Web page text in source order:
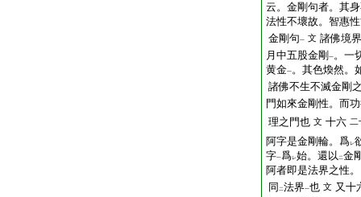
云。金剛句者。其
法性不壞故。智惠
金剛句一 文 諸佛境
月中五股金剛 一。一
黄金一。其色煥然。
諸佛不生不滅金剛
門如來金剛性。而
理之門也 文 十六 二
阿字是金剛輪。爲レ
字一爲レ始。還以 二金
阿者即是法界之性
同 二法界一也 文 又十